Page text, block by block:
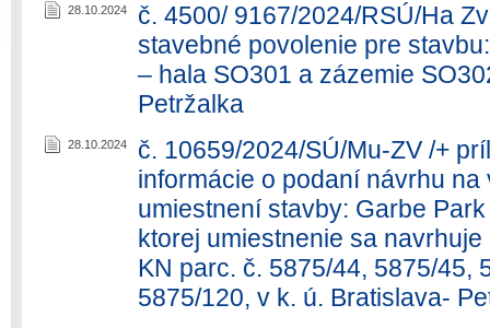
28.10.2024
č. 4500/ 9167/2024/RSÚ/Ha
stavebné povolenie pre
– hala SO301 a zázemie
Petržalka
28.10.2024
č. 10659/2024/SÚ/Mu-ZV /+
informácie o podaní návrhu
umiestnení stavby: Garbe
ktorej umiestnenie sa
KN parc. č. 5875/44, 5875/45,
5875/120, v k. ú. Bratislava-